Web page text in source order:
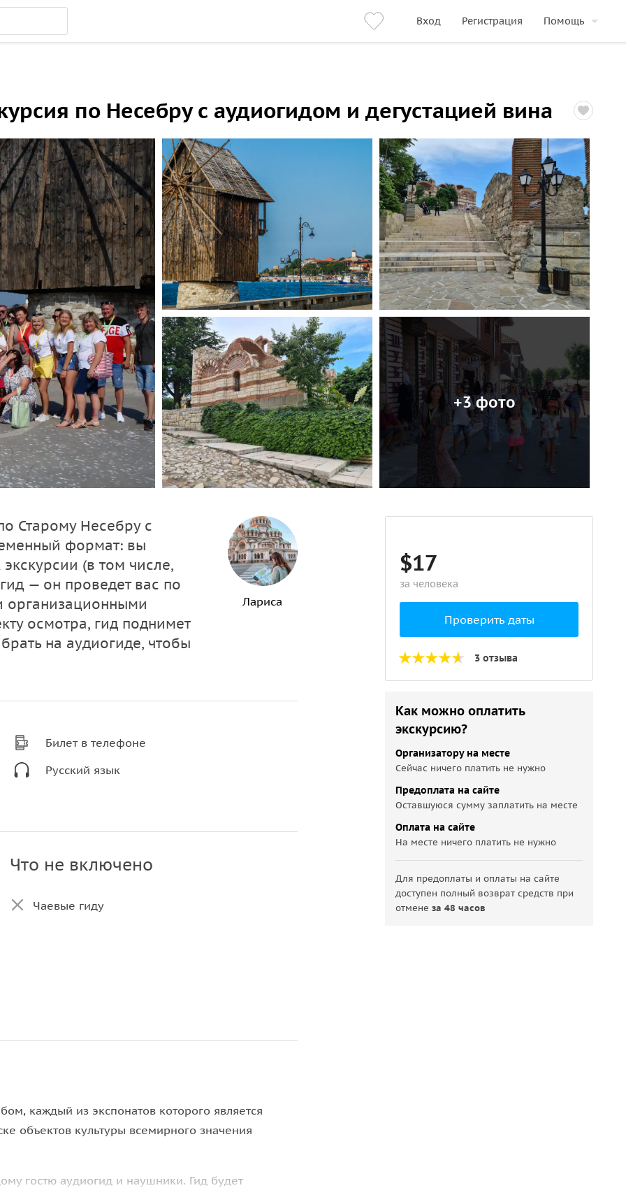
Вход Регистрация Помощь
по Несебру с аудиогидом и дегустацией вина
+3 фото
Старому Несебру с
формат: вы
(в том числе,
— он проведет вас по
организационными
осмотра, гид поднимет
на аудиогиде, чтобы
Лариса
Билет в телефоне
Русский язык
Что не включено
Чаевые гиду
каждый из экспонатов которого является
объектов культуры всемирного значения
гостю аудиогид и наушники. Гид будет
$17
за человека
Проверить даты
3 отзыва
Как можно оплатить
экскурсию?
Организатору на месте
Сейчас ничего платить не нужно
Предоплата на сайте
Оставшуюся сумму заплатить на месте
Оплата на сайте
На месте ничего платить не нужно
Для предоплаты и оплаты на сайте
доступен полный возврат средств при
отменеза 48 часов